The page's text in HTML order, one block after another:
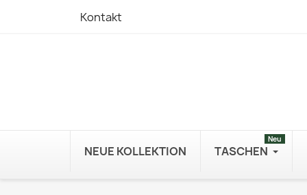
Kontakt
NEUE KOLLEKTION TASCHEN
Neu